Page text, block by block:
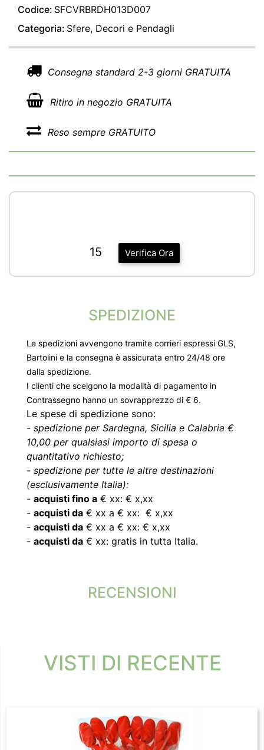
Codice: SFCVRBRDH013D007
Categoria: Sfere, Decori e Pendagli
Consegna standard 2-3 giorni GRATUITA
Ritiro in negozio GRATUITA
Reso sempre GRATUITO
Verifica Ora
15
SPEDIZIONE
Le spedizioni avvengono tramite corrieri espressi GLS,
Bartolini e la consegna è assicurata entro 24/48 ore
dalla spedizione.
I clienti che scelgono la modalità di pagamento in
Contrassegno hanno un sovrapprezzo di € 6.
Le spese di spedizione sono:
- spedizione per Sardegna, Sicilia e Calabria €
10,00 per qualsiasi importo di spesa o
quantitativo richiesto;
- spedizione per tutte le altre destinazioni
(esclusivamente Italia):
- acquisti fino a € xx: € x,xx
- acquisti da € xx a € xx: € x,xx
- acquisti da € xx a € xx: € x,xx
- acquisti da € xx: gratis in tutta Italia.
RECENSIONI
VISTI DI RECENTE